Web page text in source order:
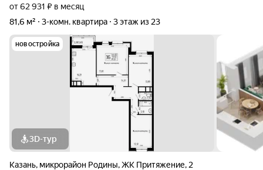
от 62 931 ₽ в месяц
81,6 м²
3-комн. квартира 3 этаж из 23
новостройка
3D-тур
Казань, микрорайон Родины,ЖК Притяжение, 2